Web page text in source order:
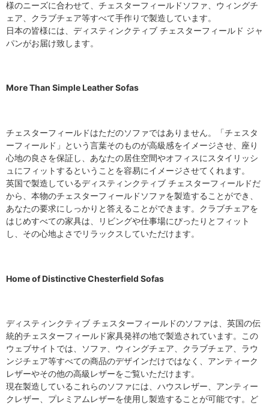
様のニーズに合わせて、チェスターフィールドソファ、ウィングチ
ェア、クラブチェア等すべて手作りで製造しています。
日本の皆様には、ディスティンクティブ チェスターフィールド ジャ
パンがお届け致します。
More Than Simple Leather Sofas
チェスターフィールドはただのソファではありません。「チェスタ
ーフィールド」という言葉そのものが高級感をイメージさせ、座り
心地の良さを保証し、あなたの居住空間やオフィスにスタイリッシ
ュにフィットするということを容易にイメージさせてくれます。
英国で製造しているディスティンクティブ チェスターフィールドだ
から、本物のチェスターフィールドソファを製造することができ、
あなたの要求にしっかりと答えることができます。クラブチェアを
はじめすべての家具は、リビングや仕事場にぴったりとフィット
し、その心地よさでリラックスしていただけます。
Home of Distinctive Chesterfield Sofas
ディスティンクティブ チェスターフィールドのソファは、英国の伝
統的チェスターフィールド家具発祥の地で製造されています。この
ウェブサイトでは、ソファ、ウィングチェア、クラブチェア、ラウ
ンジチェア等すべての商品のデザインだけではなく、アンティーク
レザーやその他の高級レザーをご覧いただけます。
現在製造しているこれらのソファには、ハウスレザー、アンティー
クレザー、プレミアムレザーを使用し製造することが可能です。ど